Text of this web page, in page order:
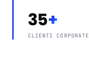
35+
CLIENTI CORPORATE